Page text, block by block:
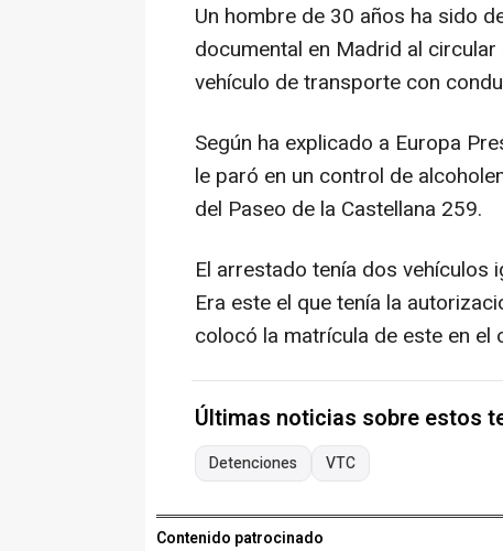
Un hombre de 30 años ha sido
documental en Madrid al
vehículo de transporte con
Según ha explicado a Europa
le paró en un control de
del Paseo de la Castellana 259.
El arrestado tenía dos vehículos
Era este el que tenía la
colocó la matrícula de este en
Últimas noticias sobre estos
Detenciones VTC
Contenido patrocinado